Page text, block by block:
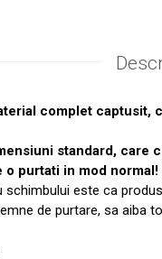
complet captusit,
standard, care
o purtati in mod normal!
schimbului este ca
de purtare, sa aiba